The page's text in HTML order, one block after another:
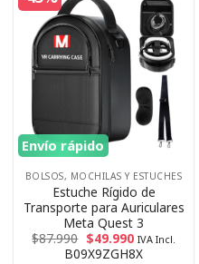
Envío rápido
BOLSOS, MOCHILAS Y ESTUCHES
Estuche Rígido de
Transporte para Auriculares
Meta Quest 3
$87.990 $49.990 IVA Incl.
B09X9ZGH8X